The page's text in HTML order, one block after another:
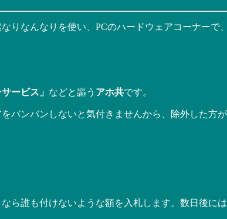
りなんなりを使い、PCのハードウェアコーナーで、
ービス」 などと謳う アホ共です。
バンバンしないと気付きませんから、除外した方が
ら誰も付けないような額を入札します。数日後には